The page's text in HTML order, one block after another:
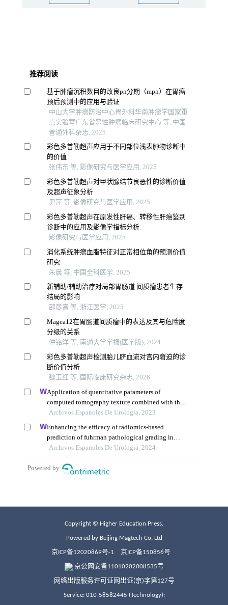
Copyright © Higher Education Press.
Powered by Beijing Magtech Co. Ltd
京ICP备12020869号-1 京ICP备150856号
京公网安备11010202008535号
网络出版服务许可证网出证(京)字第127号
Service: 010-58582445 (Technology);